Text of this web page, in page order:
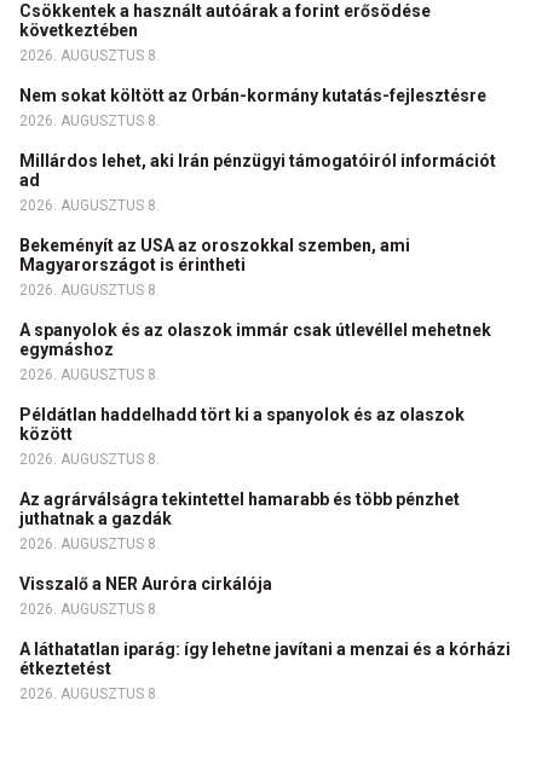
Csökkentek a használt autóárak a forint erősödése
következtében
2026. AUGUSZTUS 8.
Nem sokat költött az Orbán-kormány kutatás-fejlesztésre
2026. AUGUSZTUS 8.
Millárdos lehet, aki Irán pénzügyi támogatóiról információt
ad
2026. AUGUSZTUS 8.
Bekeményít az USA az oroszokkal szemben, ami
Magyarországot is érintheti
2026. AUGUSZTUS 8.
A spanyolok és az olaszok immár csak útlevéllel mehetnek
egymáshoz
2026. AUGUSZTUS 8.
Példátlan haddelhadd tört ki a spanyolok és az olaszok
között
2026. AUGUSZTUS 8.
Az agrárválságra tekintettel hamarabb és több pénzhet
juthatnak a gazdák
2026. AUGUSZTUS 8.
Visszalő a NER Auróra cirkálója
2026. AUGUSZTUS 8.
A láthatatlan iparág: így lehetne javítani a menzai és a kórházi
étkeztetést
2026. AUGUSZTUS 8.